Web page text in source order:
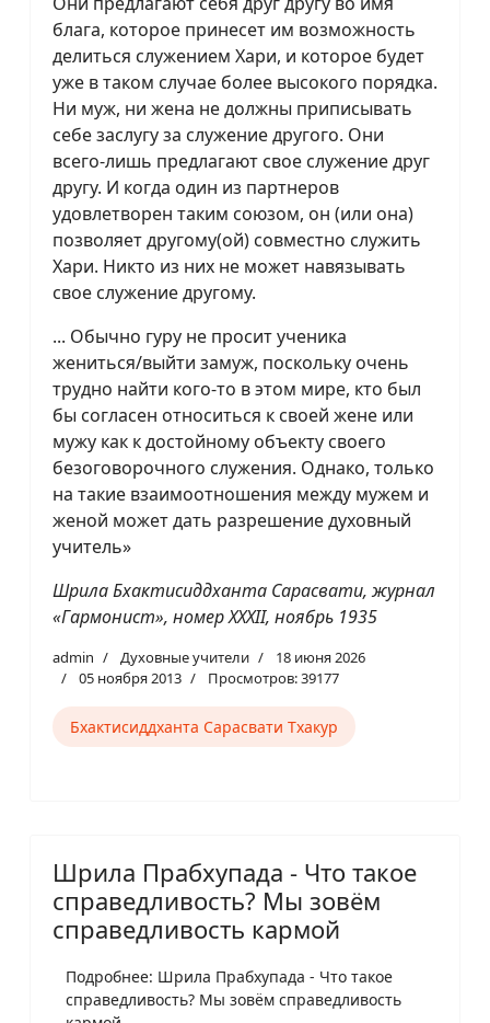
блага, которое принесет им возможность
делиться служением Хари, и которое будет
уже в таком случае более высокого порядка.
Ни муж, ни жена не должны приписывать
себе заслугу за служение другого. Они
всего-лишь предлагают свое служение друг
другу. И когда один из партнеров
удовлетворен таким союзом, он (или она)
позволяет другому(ой) совместно служить
Хари. Никто из них не может навязывать
свое служение другому.
... Обычно гуру не просит ученика
жениться/выйти замуж, поскольку очень
трудно найти кого-то в этом мире, кто был
бы согласен относиться к своей жене или
мужу как к достойному объекту своего
безоговорочного служения. Однако, только
на такие взаимоотношения между мужем и
женой может дать разрешение духовный
учитель»
Шрила Бхактисиддханта Сарасвати, журнал
«Гармонист», номер XXXII, ноябрь 1935
admin Духовные учители
18 июня 2026
05 ноября 2013
Просмотров: 39177
Бхактисиддханта Сарасвати Тхакур
Шрила Прабхупада - Что такое
справедливость? Мы зовём
справедливость кармой
Подробнее: Шрила Прабхупада - Что такое
справедливость? Мы зовём справедливость